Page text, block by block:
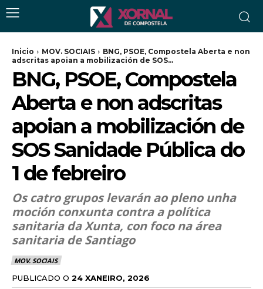
Inicio MOV. SOCIAIS
BNG, PSOE, Compostela Aberta e non
adscritas apoian a mobilización de SOS...
BNG, PSOE, Compostela
Aberta e non adscritas
apoian a mobilización de
SOS Sanidade Pública do
1 de febreiro
Os catro grupos levarán ao pleno unha
moción conxunta contra a política
sanitaria da Xunta, con foco na área
sanitaria de Santiago
MOV. SOCIAIS
PUBLICADO O 24 XANEIRO, 2026